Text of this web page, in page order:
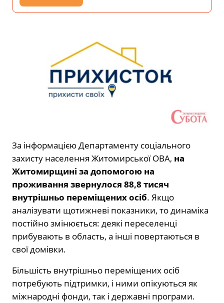
За інформацією Департаменту соціального
захисту населення Житомирської ОВА, на
Житомирщині за допомогою на
проживання звернулося 88,8 тисяч
внутрішньо переміщених осіб. Якщо
аналізувати щотижневі показники, то динаміка
постійно змінюється: деякі переселенці
прибувають в область, а інші повертаються в
свої домівки.
Більшість внутрішньо переміщених осіб
потребують підтримки, і ними опікуються як
міжнародні фонди, так і державні програми.